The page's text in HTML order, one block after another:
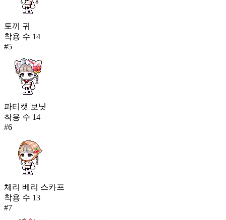
토끼 귀
착용 수 14
#5
파티캣 보닛
착용 수 14
#6
체리 베리 스카프
착용 수 13
#7